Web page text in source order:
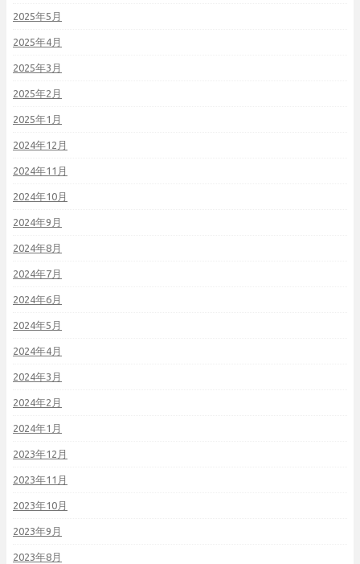
2025年5月
2025年4月
2025年3月
2025年2月
2025年1月
2024年12月
2024年11月
2024年10月
2024年9月
2024年8月
2024年7月
2024年6月
2024年5月
2024年4月
2024年3月
2024年2月
2024年1月
2023年12月
2023年11月
2023年10月
2023年9月
2023年8月